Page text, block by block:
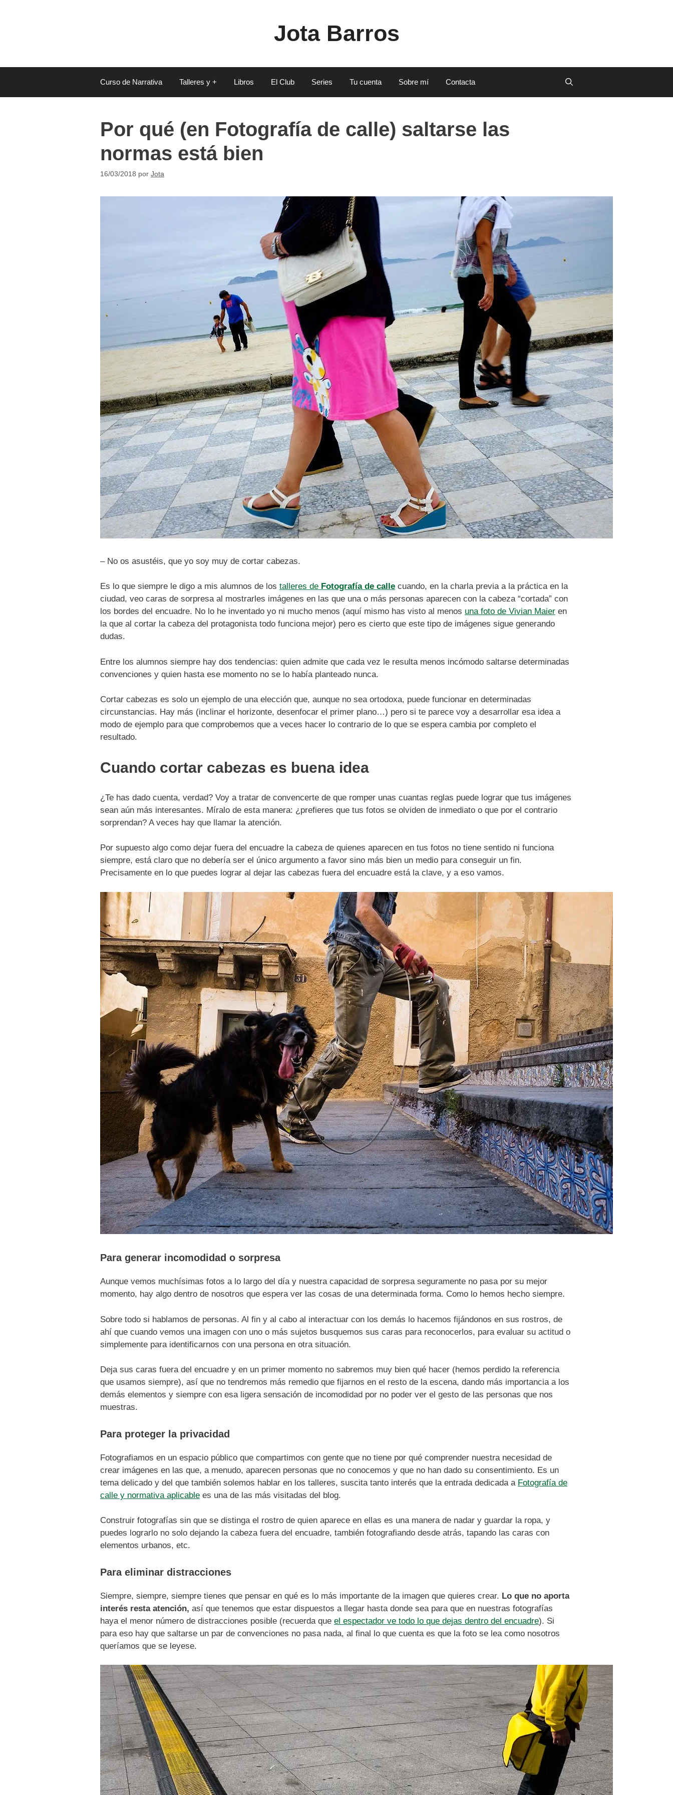
Jota Barros
Curso de Narrativa Talleres y + Libros El Club Series Tu cuenta Sobre mí Contacta
Por qué (en Fotografía de calle) saltarse las
normas está bien
16/03/2018 por Jota
– No os asustéis, que yo soy muy de cortar cabezas.
Es lo que siempre le digo a mis alumnos de los talleres de Fotografía de calle cuando, en la charla previa a la práctica en la
ciudad, veo caras de sorpresa al mostrarles imágenes en las que una o más personas aparecen con la cabeza “cortada” con
los bordes del encuadre. No lo he inventado yo ni mucho menos (aquí mismo has visto al menos una foto de Vivian Maier en
la que al cortar la cabeza del protagonista todo funciona mejor) pero es cierto que este tipo de imágenes sigue generando
dudas.
Entre los alumnos siempre hay dos tendencias: quien admite que cada vez le resulta menos incómodo saltarse determinadas
convenciones y quien hasta ese momento no se lo había planteado nunca.
Cortar cabezas es solo un ejemplo de una elección que, aunque no sea ortodoxa, puede funcionar en determinadas
circunstancias. Hay más (inclinar el horizonte, desenfocar el primer plano…) pero si te parece voy a desarrollar esa idea a
modo de ejemplo para que comprobemos que a veces hacer lo contrario de lo que se espera cambia por completo el
resultado.
Cuando cortar cabezas es buena idea
¿Te has dado cuenta, verdad? Voy a tratar de convencerte de que romper unas cuantas reglas puede lograr que tus imágenes
sean aún más interesantes. Míralo de esta manera: ¿prefieres que tus fotos se olviden de inmediato o que por el contrario
sorprendan? A veces hay que llamar la atención.
Por supuesto algo como dejar fuera del encuadre la cabeza de quienes aparecen en tus fotos no tiene sentido ni funciona
siempre, está claro que no debería ser el único argumento a favor sino más bien un medio para conseguir un fin.
Precisamente en lo que puedes lograr al dejar las cabezas fuera del encuadre está la clave, y a eso vamos.
Para generar incomodidad o sorpresa
Aunque vemos muchísimas fotos a lo largo del día y nuestra capacidad de sorpresa seguramente no pasa por su mejor
momento, hay algo dentro de nosotros que espera ver las cosas de una determinada forma. Como lo hemos hecho siempre.
Sobre todo si hablamos de personas. Al fin y al cabo al interactuar con los demás lo hacemos fijándonos en sus rostros, de
ahí que cuando vemos una imagen con uno o más sujetos busquemos sus caras para reconocerlos, para evaluar su actitud o
simplemente para identificarnos con una persona en otra situación.
Deja sus caras fuera del encuadre y en un primer momento no sabremos muy bien qué hacer (hemos perdido la referencia
que usamos siempre), así que no tendremos más remedio que fijarnos en el resto de la escena, dando más importancia a los
demás elementos y siempre con esa ligera sensación de incomodidad por no poder ver el gesto de las personas que nos
muestras.
Para proteger la privacidad
Fotografiamos en un espacio público que compartimos con gente que no tiene por qué comprender nuestra necesidad de
crear imágenes en las que, a menudo, aparecen personas que no conocemos y que no han dado su consentimiento. Es un
tema delicado y del que también solemos hablar en los talleres, suscita tanto interés que la entrada dedicada a Fotografía de
calle y normativa aplicable es una de las más visitadas del blog.
Construir fotografías sin que se distinga el rostro de quien aparece en ellas es una manera de nadar y guardar la ropa, y
puedes lograrlo no solo dejando la cabeza fuera del encuadre, también fotografiando desde atrás, tapando las caras con
elementos urbanos, etc.
Para eliminar distracciones
Siempre, siempre, siempre tienes que pensar en qué es lo más importante de la imagen que quieres crear. Lo que no aporta
interés resta atención, así que tenemos que estar dispuestos a llegar hasta donde sea para que en nuestras fotografías
haya el menor número de distracciones posible (recuerda que el espectador ve todo lo que dejas dentro del encuadre). Si
para eso hay que saltarse un par de convenciones no pasa nada, al final lo que cuenta es que la foto se lea como nosotros
queríamos que se leyese.